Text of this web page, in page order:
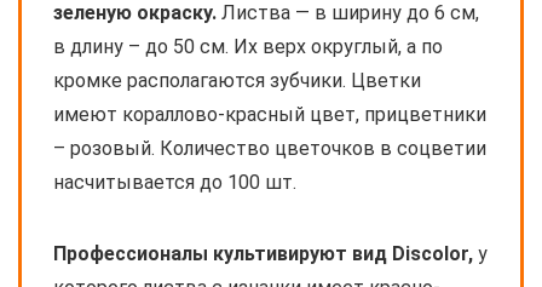
зеленую окраску. Листва — в ширину до 6 см,
в длину – до 50 см. Их верх округлый, а по
кромке располагаются зубчики. Цветки
имеют кораллово-красный цвет, прицветники
– розовый. Количество цветочков в соцветии
насчитывается до 100 шт.
Профессионалы культивируют вид Discolor, у